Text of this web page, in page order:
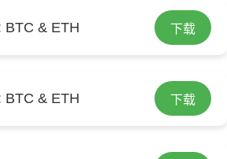
BTC & ETH 下载
BTC & ETH 下载